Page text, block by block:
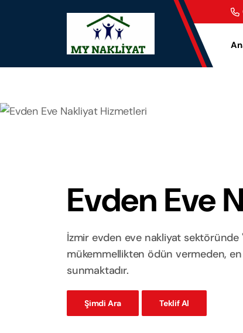
Evden Eve
İzmir evden eve nakliyat
mükemmellikten ödün vermeden,
sunmaktadır.
Şimdi Ara Teklif Al